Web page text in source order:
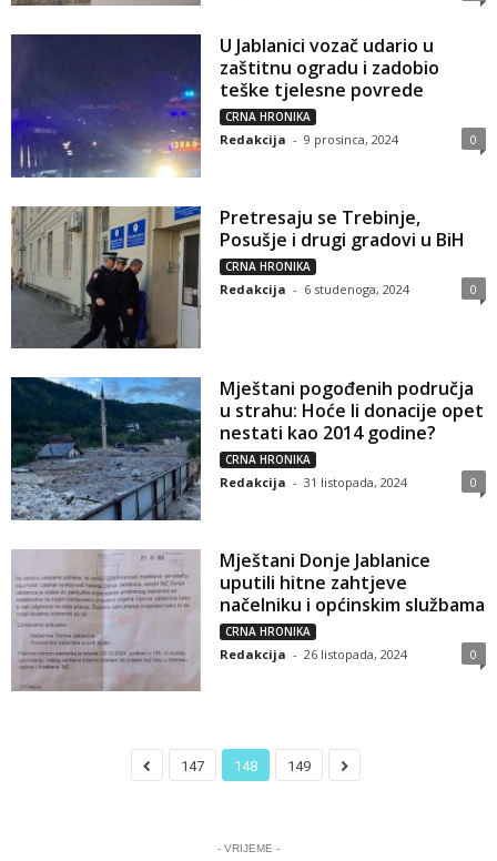
U Jablanici vozač udario u
zaštitnu ogradu i zadobio
teške tjelesne povrede
CRNA HRONIKA
Redakcija - 9 prosinca, 2024 0
Pretresaju se Trebinje,
Posušje i drugi gradovi u BiH
CRNA HRONIKA
Redakcija - 6 studenoga, 2024 0
Mještani pogođenih područja
u strahu: Hoće li donacije opet
nestati kao 2014 godine?
CRNA HRONIKA
Redakcija - 31 listopada, 2024 0
Mještani Donje Jablanice
uputili hitne zahtjeve
načelniku i općinskim službama
CRNA HRONIKA
Redakcija - 26 listopada, 2024 0
147 148 149
- VRIJEME -